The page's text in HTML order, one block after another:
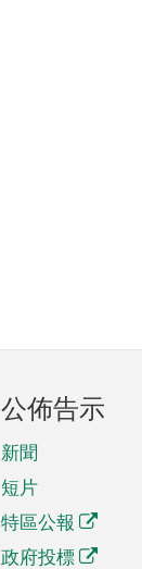
公佈告示
新聞
短片
特區公報
政府投標